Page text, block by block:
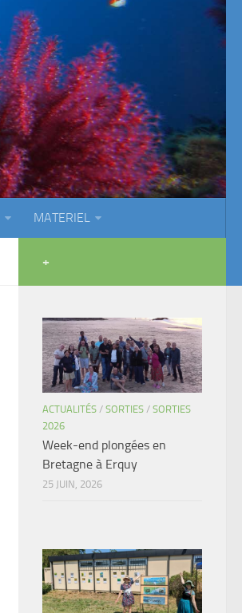
MATERIEL
+
ACTUALITÉS / SORTIES / SORTIES
2026
Week-end plongées en
Bretagne à Erquy
25 JUIN, 2026